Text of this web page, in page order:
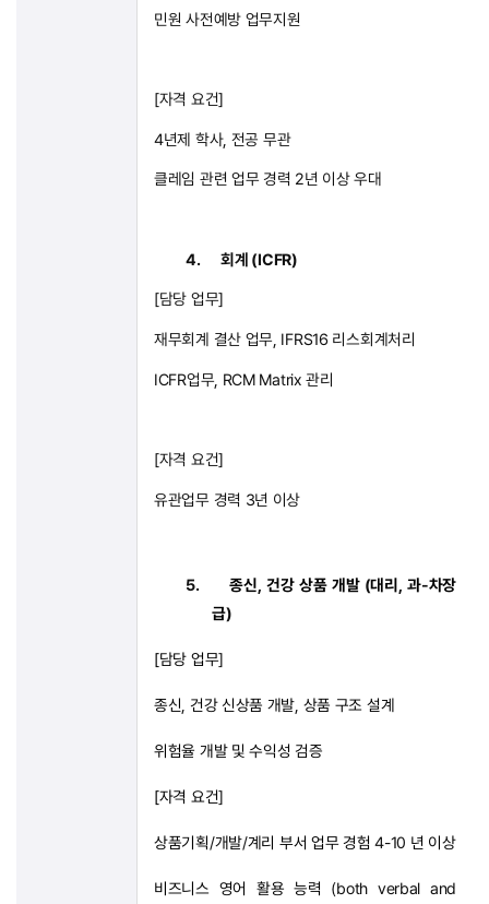
민원 사전예방 업무지원
[자격 요건]
4년제 학사, 전공 무관
클레임 관련 업무 경력 2년 이상 우대
4. 회계 (ICFR)
[담당 업무]
재무회계 결산 업무 , IFRS16 리스회계처리
ICFR업무, RCM Matrix관리
[자격 요건]
유관업무 경력 3년 이상
5. 종신 건강 상품 개발 (대리 ,과-차장
급)
[담당 업무]
종신 건강 신상품 개발 상품 구조 설계
위험율 개발 및 수익성 검증
[자격 요건]
상품기획/개발/계리 부서 업무 경험 4-10 년 이상
비즈니스 영어 활용 능력 (both verbal and